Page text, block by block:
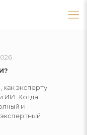
эксперту
ИИ. Когда
и